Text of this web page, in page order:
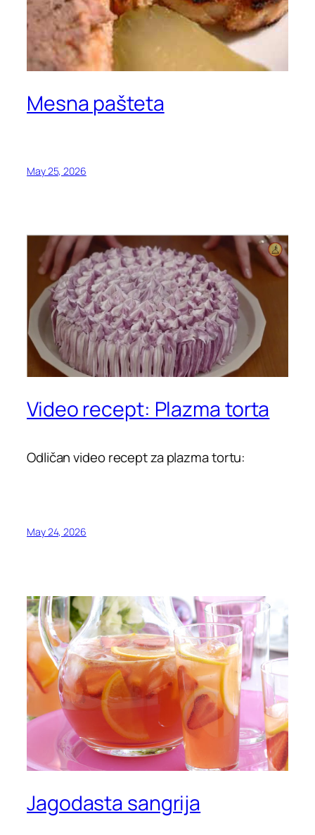
Mesna pašteta
May 25, 2026
Video recept: Plazma torta
Odličan video recept za plazma tortu:
May 24, 2026
Jagodasta sangrija